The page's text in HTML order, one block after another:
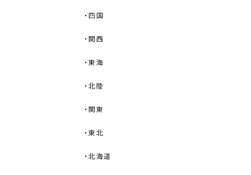
・四国
・関西
・東海
・北陸
・関東
・東北
・北海道